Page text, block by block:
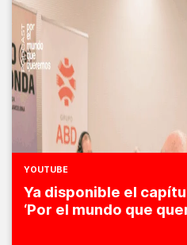
YOUTUBE
Ya disponible el
‘Por el mundo que